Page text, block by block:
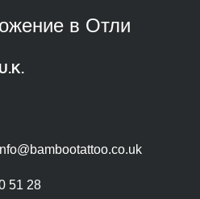
в Отли
51 28